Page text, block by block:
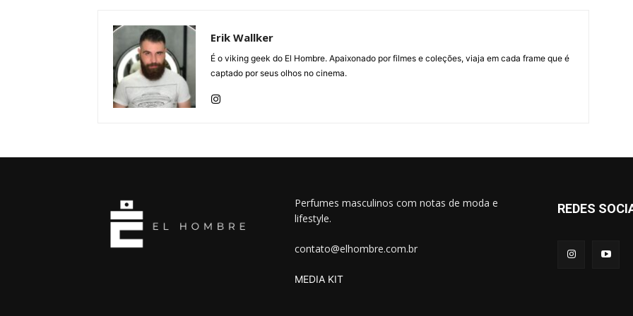
Erik Wallker
É o viking geek do El Hombre. Apaixonado por filmes e coleções, viaja em cada frame que é
captado por seus olhos no cinema.
Perfumes masculinos com notas de moda e
lifestyle.
contato@elhombre.com.br
MEDIA KIT
REDES